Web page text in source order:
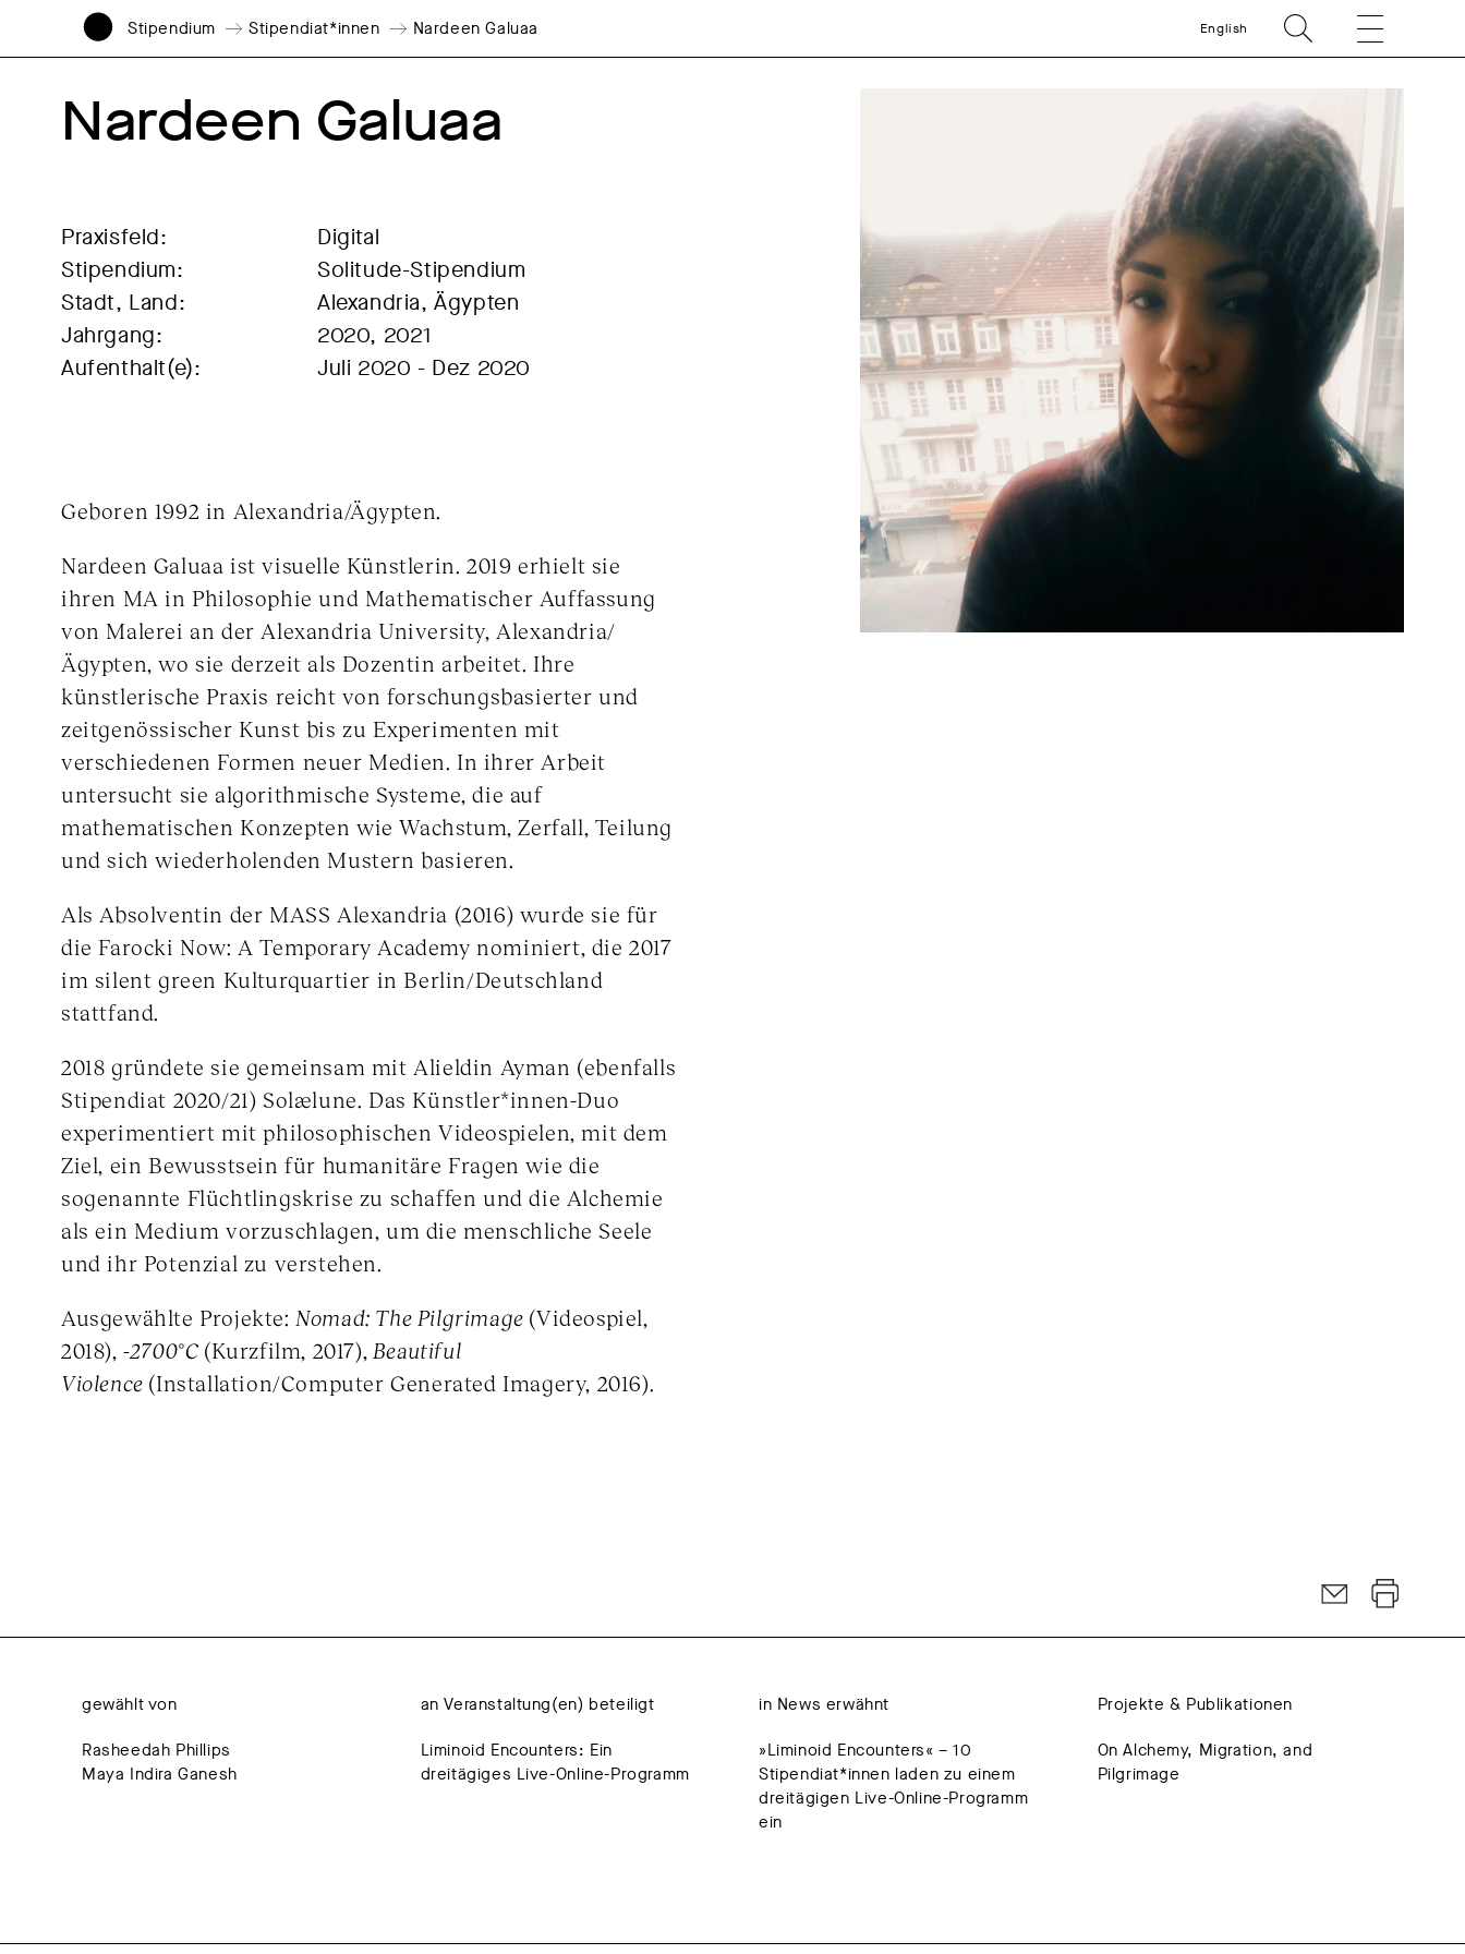
Stipendium Stipendiat*innen Nardeen Galuaa English
Nardeen Galuaa
Praxisfeld:
Digital
Stipendium:
Solitude-Stipendium
Stadt, Land:
Alexandria, Ägypten
Jahrgang:
2020, 2021
Aufenthalt(e):
Juli 2020 - Dez 2020
Geboren 1992 in Alexandria/Ägypten.
Nardeen Galuaa ist visuelle Künstlerin. 2019 erhielt sie
ihren MA in Philosophie und Mathematischer Auffassung
von Malerei an der Alexandria University, Alexandria/
Ägypten, wo sie derzeit als Dozentin arbeitet. Ihre
künstlerische Praxis reicht von forschungsbasierter und
zeitgenössischer Kunst bis zu Experimenten mit
verschiedenen Formen neuer Medien. In ihrer Arbeit
untersucht sie algorithmische Systeme, die auf
mathematischen Konzepten wie Wachstum, Zerfall, Teilung
und sich wiederholenden Mustern basieren.
Als Absolventin der MASS Alexandria (2016) wurde sie für
die Farocki Now: A Temporary Academy nominiert, die 2017
im silent green Kulturquartier in Berlin/Deutschland
stattfand.
2018 gründete sie gemeinsam mit Alieldin Ayman (ebenfalls
Stipendiat 2020/21) Solælune. Das Künstler*innen-Duo
experimentiert mit philosophischen Videospielen, mit dem
Ziel, ein Bewusstsein für humanitäre Fragen wie die
sogenannte Flüchtlingskrise zu schaffen und die Alchemie
als ein Medium vorzuschlagen, um die menschliche Seele
und ihr Potenzial zu verstehen.
Ausgewählte Projekte: Nomad: The Pilgrimage (Videospiel,
2018),-2700°C (Kurzfilm, 2017), Beautiful
Violence (Installation/Computer Generated Imagery, 2016).
gewählt von
Rasheedah Phillips
Maya Indira Ganesh
an Veranstaltung(en) beteiligt
Liminoid Encounters: Ein
dreitägiges Live-Online-Programm
in News erwähnt
»Liminoid Encounters« – 10
Stipendiat*innen laden zu einem
dreitägigen Live-Online-Programm
ein
Projekte & Publikationen
On Alchemy, Migration, and
Pilgrimage